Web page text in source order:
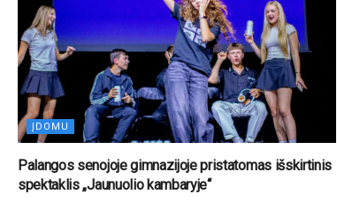
ĮDOMU
Palangos senojoje gimnazijoje pristatomas išskirtinis
spektaklis „Jaunuolio kambaryje“